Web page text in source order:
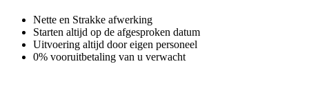
Nette en Strakke afwerking
Starten altijd op de afgesproken datum
Uitvoering altijd door eigen personeel
0% vooruitbetaling van u verwacht